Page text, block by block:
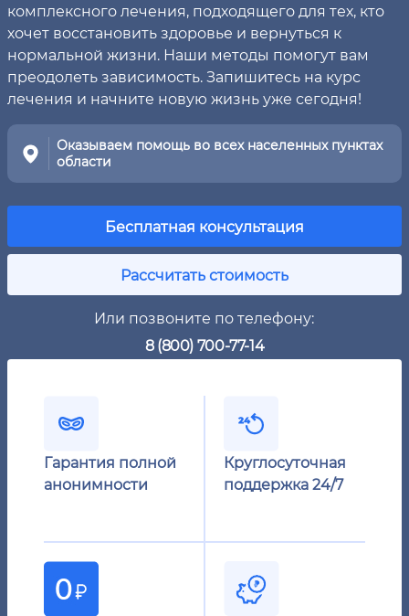
комплексного лечения, подходящего для тех, кто
хочет восстановить здоровье и вернуться к
нормальной жизни. Наши методы помогут вам
преодолеть зависимость. Запишитесь на курс
лечения и начните новую жизнь уже сегодня!
Оказываем помощь во всех населенных пунктах
области
Бесплатная консультация
Рассчитать стоимость
Или позвоните по телефону:
8 (800) 700-77-14
Гарантия полной
анонимности
Круглосуточная
поддержка 24/7